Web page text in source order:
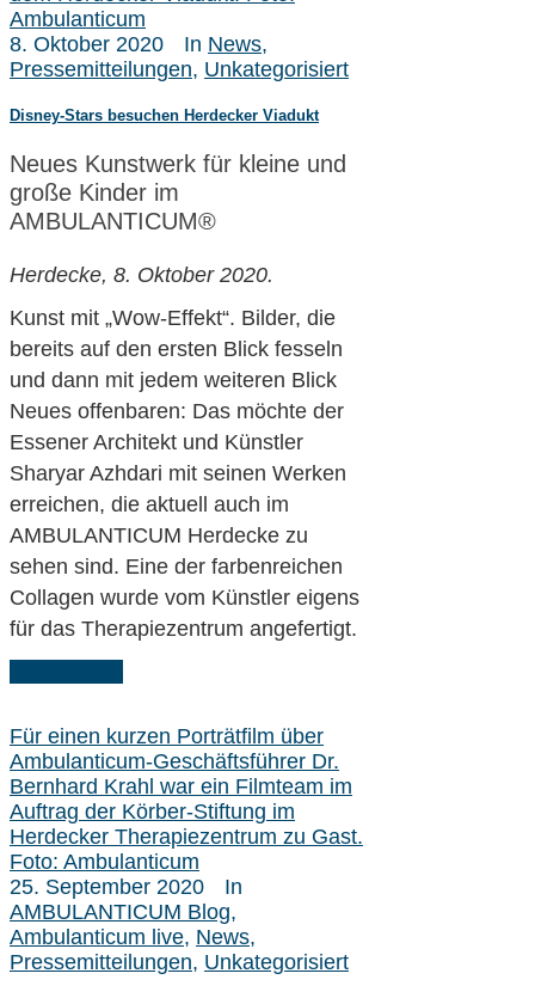
Ambulanticum
8. Oktober 2020
In News,
Pressemitteilungen, Unkategorisiert
Disney-Stars besuchen Herdecker Viadukt
Neues Kunstwerk für kleine und
große Kinder im
AMBULANTICUM®
Herdecke, 8. Oktober 2020.
Kunst mit „Wow-Effekt“. Bilder, die
bereits auf den ersten Blick fesseln
und dann mit jedem weiteren Blick
Neues offenbaren: Das möchte der
Essener Architekt und Künstler
Sharyar Azhdari mit seinen Werken
erreichen, die aktuell auch im
AMBULANTICUM Herdecke zu
sehen sind. Eine der farbenreichen
Collagen wurde vom Künstler eigens
für das Therapiezentrum angefertigt.
Für einen kurzen Porträtfilm über
Ambulanticum-Geschäftsführer Dr.
Bernhard Krahl war ein Filmteam im
Auftrag der Körber-Stiftung im
Herdecker Therapiezentrum zu Gast.
Foto: Ambulanticum
25. September 2020
In
AMBULANTICUM Blog,
Ambulanticum live, News,
Pressemitteilungen, Unkategorisiert